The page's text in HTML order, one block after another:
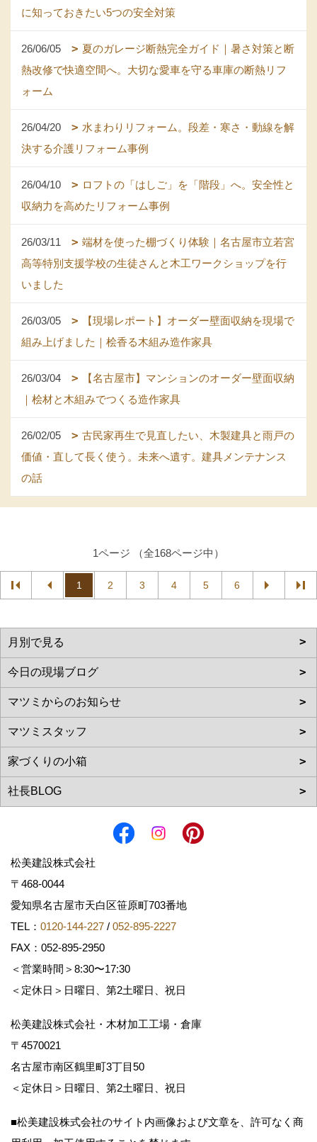
に知っておきたい5つの安全対策
26/06/05
夏のガレージ断熱完全ガイド｜暑さ対策と断
熱改修で快適空間へ。大切な愛車を守る車庫の断熱リフ
ォーム
26/04/20
水まわりリフォーム。段差・寒さ・動線を解
決する介護リフォーム事例
26/04/10
ロフトの「はしご」を「階段」へ。安全性と
収納力を高めたリフォーム事例
26/03/11
端材を使った棚づくり体験｜名古屋市立若宮
高等特別支援学校の生徒さんと木工ワークショップを行
いました
26/03/05
【現場レポート】オーダー壁面収納を現場で
組み上げました｜桧香る木組み造作家具
26/03/04
【名古屋市】マンションのオーダー壁面収納
｜桧材と木組みでつくる造作家具
26/02/05
古民家再生で見直したい、木製建具と雨戸の
価値・直して長く使う。未来へ遺す。建具メンテナンス
の話
1ページ （全168ページ中）
1 2 3 4 5 6
松美建設株式会社
〒468-0044
愛知県名古屋市天白区笹原町703番地
TEL： 0120-144-227 / 052-895-2227
FAX：052-895-2950
＜営業時間＞8:30〜17:30
＜定休日＞日曜日、第2土曜日、祝日
松美建設株式会社・木材加工工場・倉庫
〒4570021
名古屋市南区鶴里町3丁目50
＜定休日＞日曜日、第2土曜日、祝日
■松美建設株式会社のサイト内画像および文章を、許可なく商